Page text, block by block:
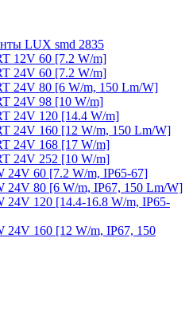
LUX smd 2835
12V 60 [7.2 W/m]
24V 60 [7.2 W/m]
24V 80 [6 W/m, 150 Lm/W]
24V 98 [10 W/m]
24V 120 [14.4 W/m]
24V 160 [12 W/m, 150 Lm/W]
24V 168 [17 W/m]
24V 252 [10 W/m]
24V 60 [7.2 W/m, IP65-67]
24V 80 [6 W/m, IP67, 150 Lm/W]
24V 120 [14.4-16.8 W/m, IP65-
24V 160 [12 W/m, IP67, 150